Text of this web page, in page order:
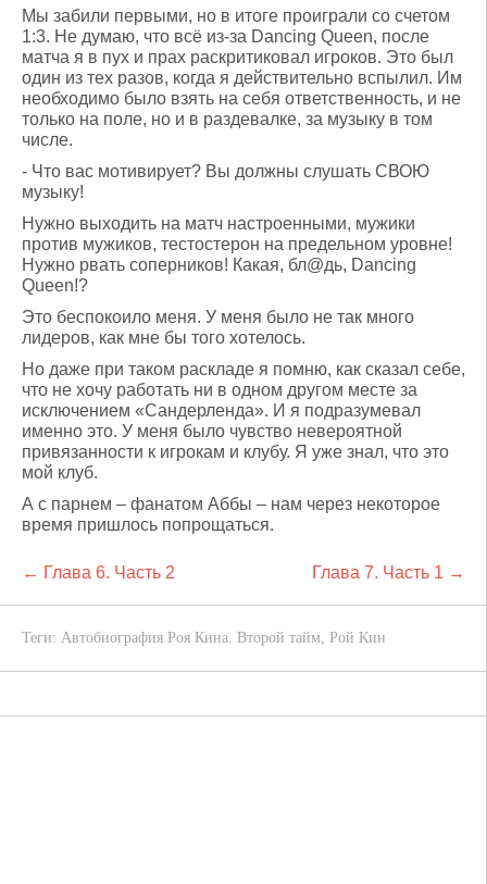
Мы забили первыми, но в итоге проиграли со счетом
1:3. Не думаю, что всё из-за Dancing Queen, после
матча я в пух и прах раскритиковал игроков. Это был
один из тех разов, когда я действительно вспылил. Им
необходимо было взять на себя ответственность, и не
только на поле, но и в раздевалке, за музыку в том
числе.
- Что вас мотивирует? Вы должны слушать СВОЮ
музыку!
Нужно выходить на матч настроенными, мужики
против мужиков, тестостерон на предельном уровне!
Нужно рвать соперников! Какая, бл@дь, Dancing
Queen!?
Это беспокоило меня. У меня было не так много
лидеров, как мне бы того хотелось.
Но даже при таком раскладе я помню, как сказал себе,
что не хочу работать ни в одном другом месте за
исключением «Сандерленда». И я подразумевал
именно это. У меня было чувство невероятной
привязанности к игрокам и клубу. Я уже знал, что это
мой клуб.
А с парнем – фанатом Аббы – нам через некоторое
время пришлось попрощаться.
← Глава 6. Часть 2 Глава 7. Часть 1 →
Теги: Автобиография Роя Кина. Второй тайм, Рой Кин